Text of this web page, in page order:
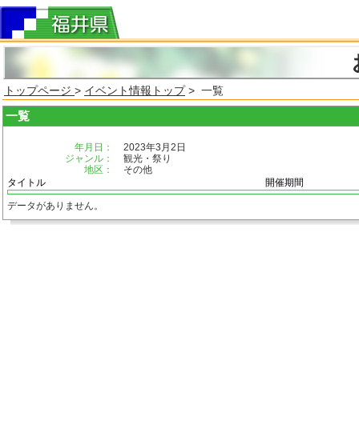
トップページ > イベント情報トップ> 一覧
一覧
年月日：
2023年3月2日
ジャンル：
観光・祭り
地区：
その他
タイトル
開催期間
データがありません。